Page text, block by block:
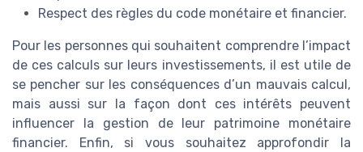
Respect des règles du code monétaire et financier.
Pour les personnes qui souhaitent comprendre l’impact
de ces calculs sur leurs investissements, il est utile de
se pencher sur les conséquences d’un mauvais calcul,
mais aussi sur la façon dont ces intérêts peuvent
influencer la gestion de leur patrimoine monétaire
financier. Enfin, si vous souhaitez approfondir la